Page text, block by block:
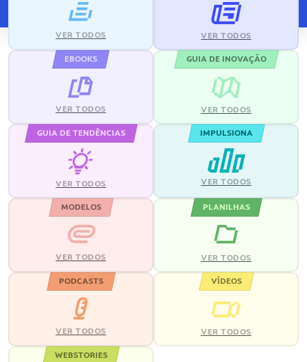
VER TODOS VER TODOS
EBOOKS
VER TODOS
GUIA DE INOVAÇÃO
VER TODOS
GUIA DE TENDÊNCIAS
VER TODOS
IMPULSIONA
VER TODOS
MODELOS
VER TODOS
PLANILHAS
VER TODOS
PODCASTS
VER TODOS
VÍDEOS
VER TODOS
WEBSTORIES